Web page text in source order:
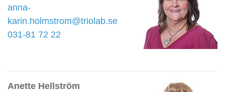
anna-
karin.holmstrom@triolab.se
031-81 72 22
Anette Hellström